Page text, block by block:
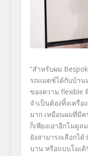
“สำหรับผม
รถแมตช์ได้กับบ้าน
ของความ flexible
จำเป็นต้องทิ้งเครื่อ
มาก เหมือนผมที่มี
ก็เพียงเอาอีกโมดู
ยังสามารถเลือกไ
บาน หรือแบบโมเ